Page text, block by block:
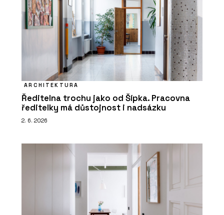
ARCHITEKTURA
Ředitelna trochu jako od Šípka. Pracovna
ředitelky má důstojnost i nadsázku
2. 6. 2026